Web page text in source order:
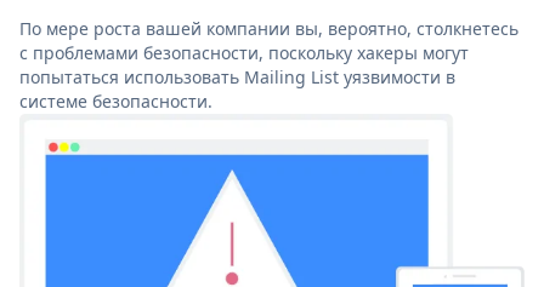
По мере роста вашей компании вы, вероятно, столкнетесь
с проблемами безопасности, поскольку хакеры могут
попытаться использовать Mailing List уязвимости в
системе безопасности.